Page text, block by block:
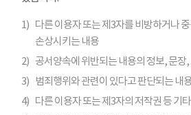
1) 다른 이용자 또는 제3자를 비방하거나
손상시키는 내용
2) 공서양속에 위반되는 내용의 정보, 문장
3)
범죄행위와 관련이 있다고 판단되는 내
4) 다른 이용자 또는 제3자의 저작권 등 기